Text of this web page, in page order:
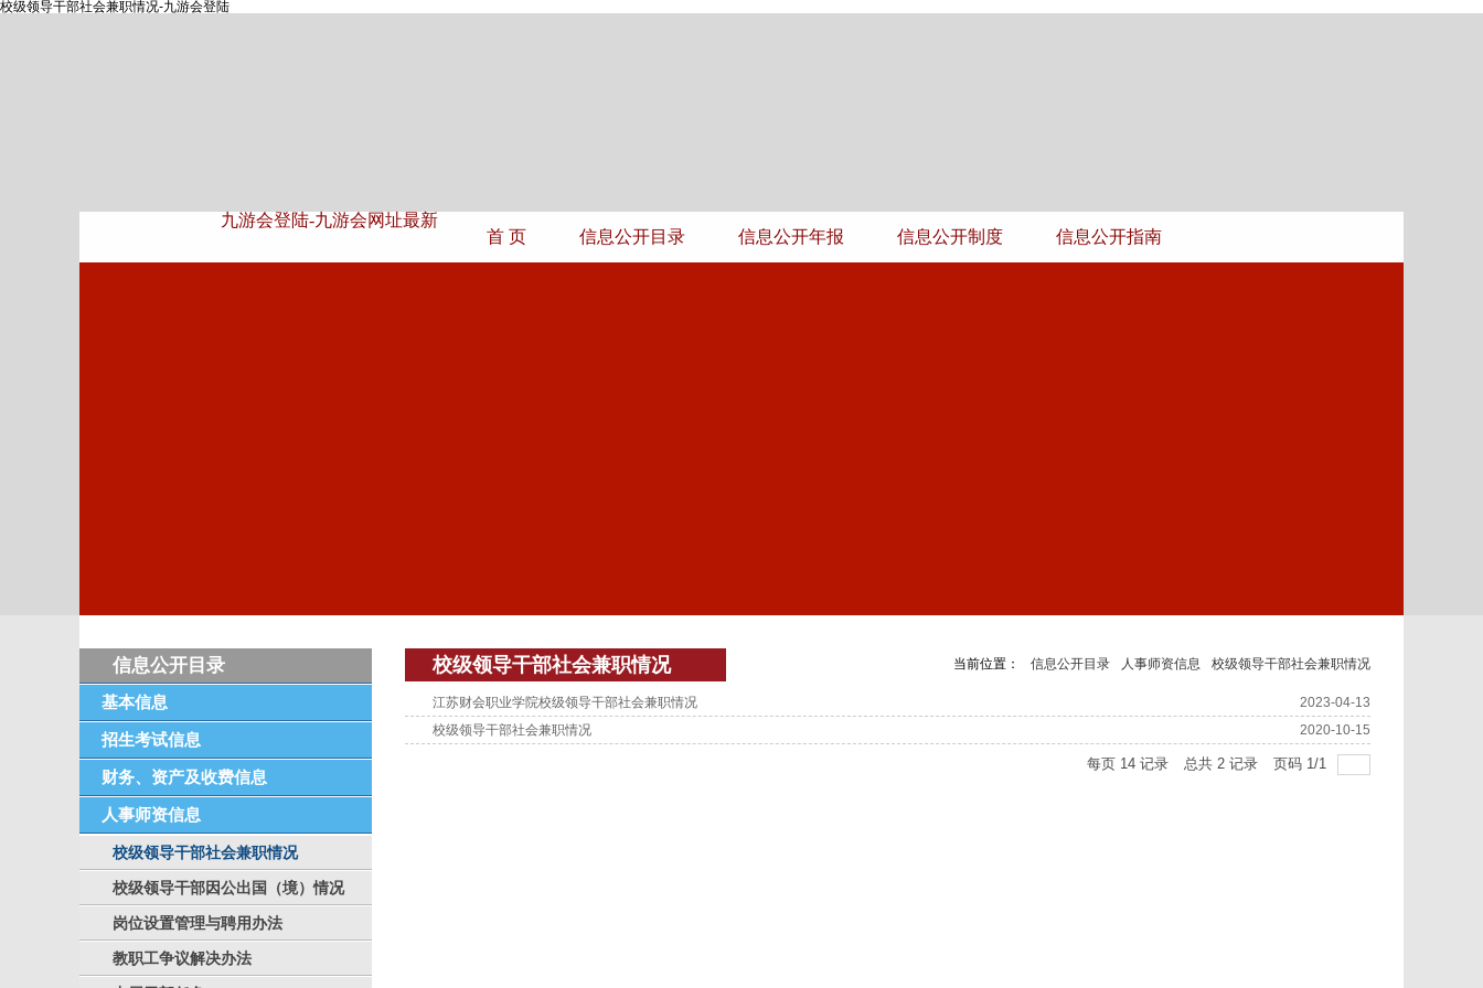
校级领导干部社会兼职情况-九游会登陆
九游会登陆-九游会网址最新
首 页
信息公开目录 信息公开年报 信息公开制度 信息公开指南
信息公开目录
基本信息
招生考试信息
财务、资产及收费信息
人事师资信息
校级领导干部社会兼职情况
校级领导干部因公出国（境）情况
岗位设置管理与聘用办法
教职工争议解决办法
校级领导干部社会兼职情况 当前位置： 信息公开目录 人事师资信息 校级领导干部社会兼职情况
江苏财会职业学院校级领导干部社会兼职情况
2023-04-13
校级领导干部社会兼职情况
2020-10-15
每页 14 记录 总共 2 记录 页码 1/1